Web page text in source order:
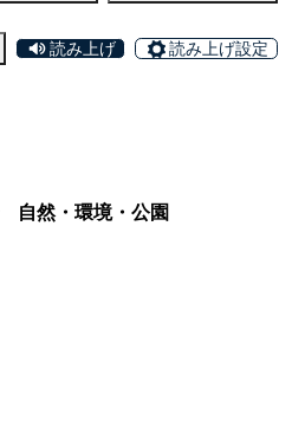
読み上げ 読み上げ設定
自然・環境・公園